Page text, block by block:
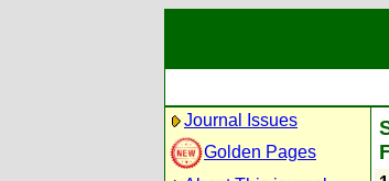
Journal Issues
Golden Pages